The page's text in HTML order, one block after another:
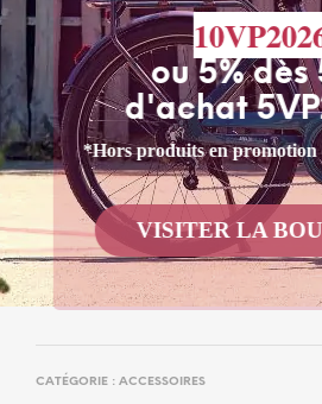
Compartiment principal avec
Étiquette pour le nom à l’intérieur.
Adapté aux stylos jusqu’à 18 cm de
Dimensions : 7,5 x 18 x 2,5 cm
Poids : 50 g
Les autres
[content-egg module=Amazon
CATÉGORIE : ACCESSOIRES
ou 5% dès
d'achat
*Hors produits en
VISITER LA